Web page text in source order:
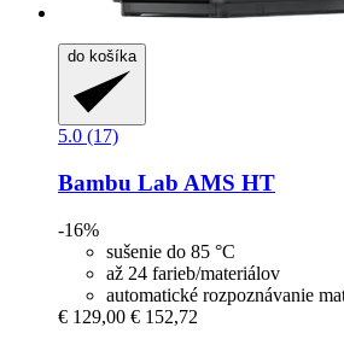
do košíka
5.0 (17)
Bambu Lab AMS HT
-16%
sušenie do 85 °C
až 24 farieb/materiálov
automatické rozpoznávanie
€ 129,00 € 152,72